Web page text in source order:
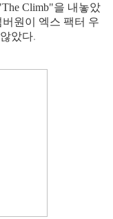
Climb"을 내놓았
원이 엑스 팩터 우
았다.